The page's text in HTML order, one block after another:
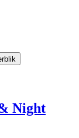
Night